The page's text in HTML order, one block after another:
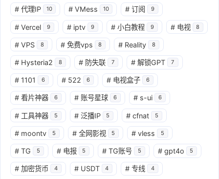
# 代理IP 10 # VMess 10 # 订阅 9
# Vercel 9 # iptv 9 # 小白教程 9 # 电视 8
# VPS 8 # 免费vps 8 # Reality 8
# Hysteria2 8 # 防失联 7 # 解锁GPT 7
# 1101 6 # 522 6 # 电视盒子 6
# 看片神器 6 # 账号星球 6 # s-ui 6
# 工具神器 5 # 泛播IP 5 # cfnat 5
# moontv 5 # 全网影视 5 # vless 5
# TG 5 # 电报 5 # TG账号 5 # gpt4o 5
# 加密货币 4 # USDT 4 # 专线 4